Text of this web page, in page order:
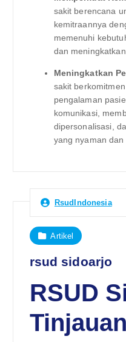
sakit berencana
kemitraannya
memenuhi
dan
Meningkatkan
sakit
pengalaman
komunikasi,
dipersonalisasi,
yang nyaman
RsudIndonesia
Artikel
rsud sidoarjo
RSUD
Tinjauan